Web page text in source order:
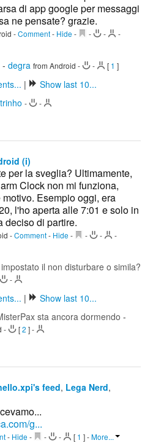
di app google per messaggi
ne pensate? grazie.
-Comment- Hide - - -
-
- degra from Android - - [ 1 ]
|
Show last 10...
- -
(i)
per la sveglia? Ultimamente,
Clock non mi funziona,
Esempio oggi, era
l'ho aperta alle 7:01 e solo in
deciso di partire.
-Comment- Hide - - -
-
il non disturbare o simila?
-
|
Show last 10...
sta ancora dormendo -
- [2 ]-
feed, Lega Nerd,
g...
- Hide - - - [ 1 ]-More...